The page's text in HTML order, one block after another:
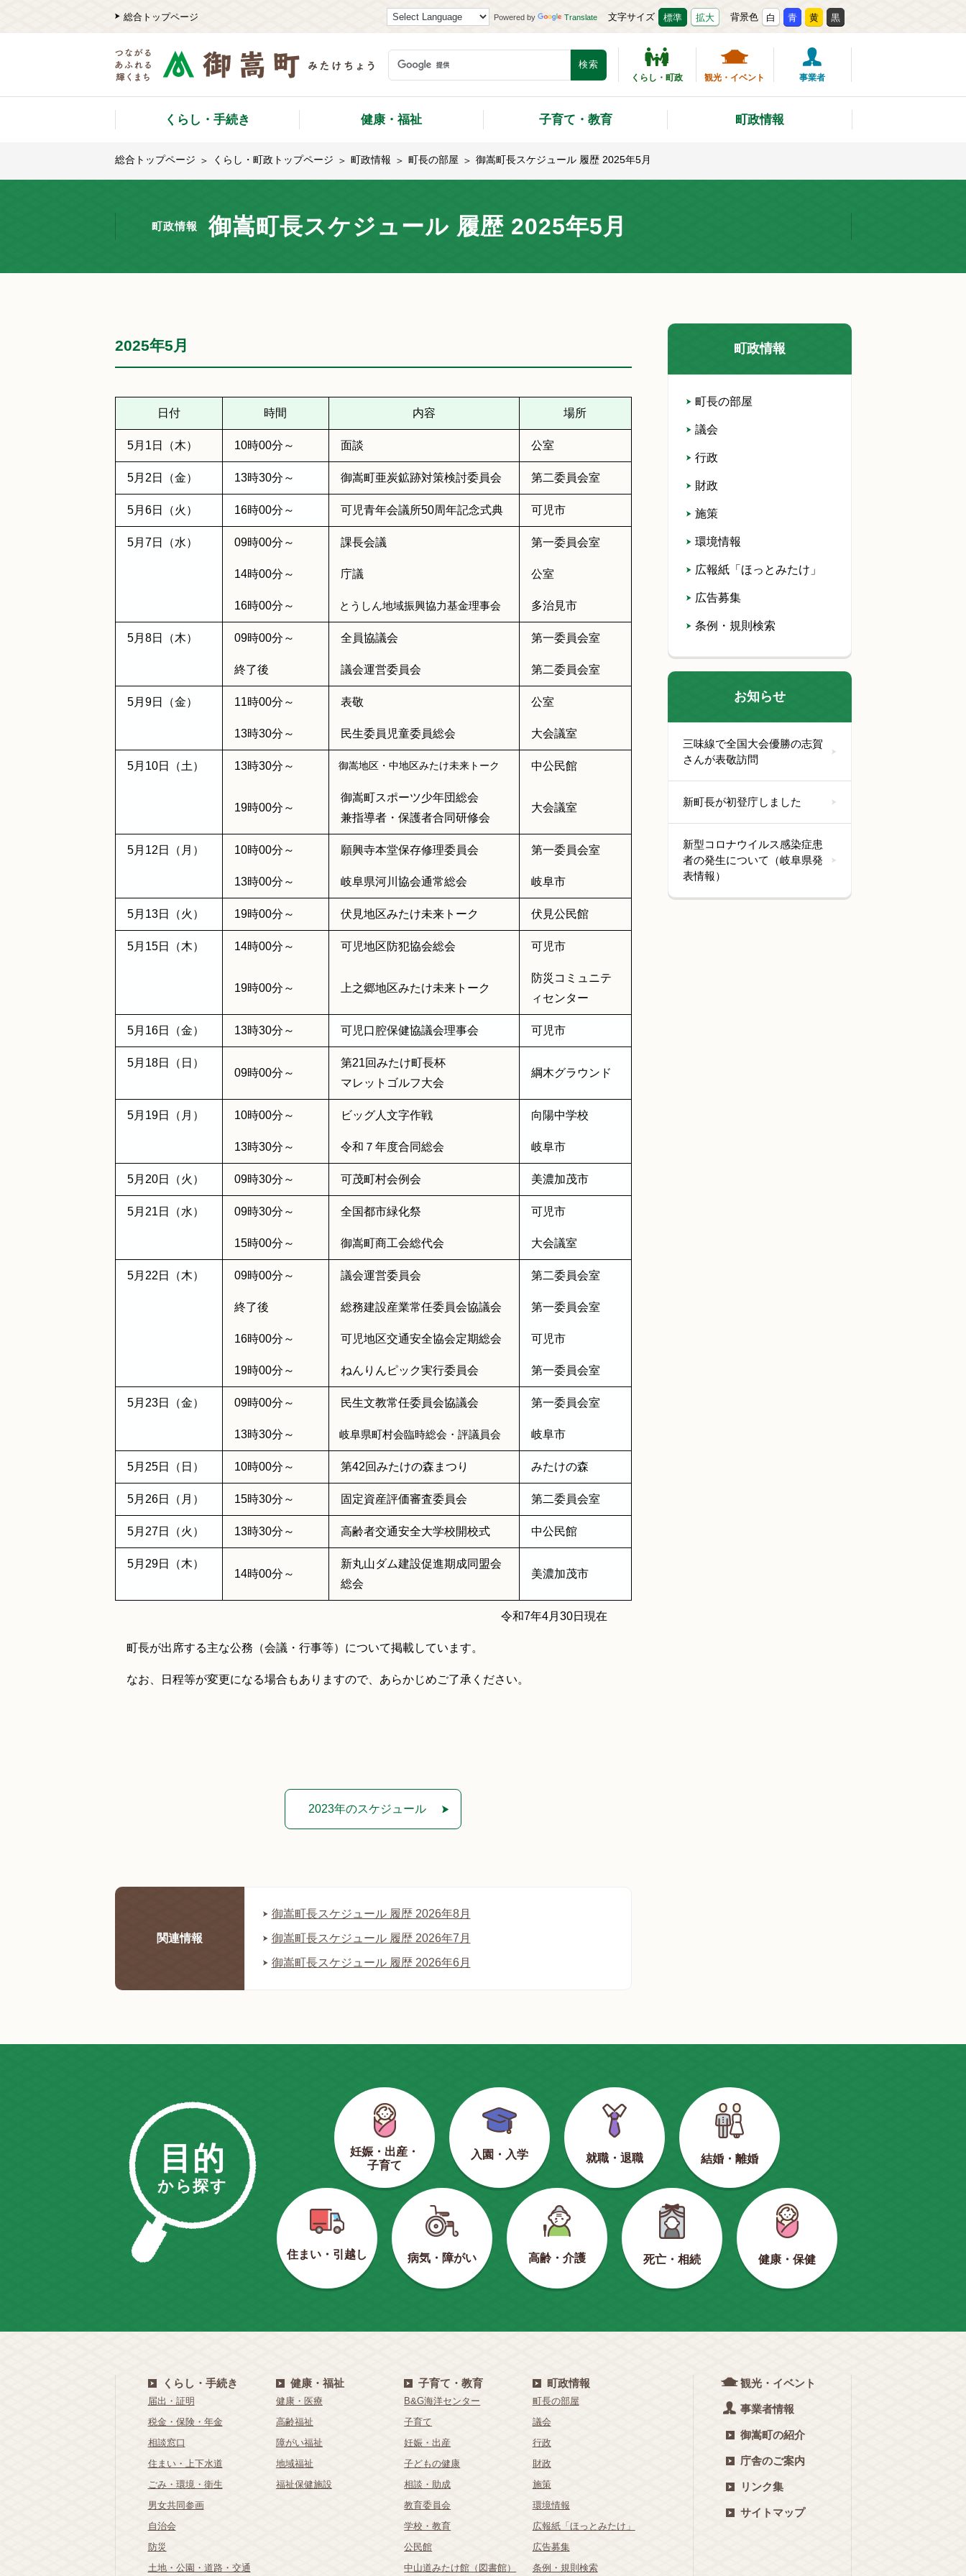
総合トップページ Powered by Translate 文字サイズ 標準 拡大 背景色 白 青 黄 黒
くらし・町政 観光・イベント 事業者
くらし・手続き 健康・福祉 子育て・教育 町政情報
総合トップページ くらし・町政トップページ 町政情報 町長の部屋 御嵩町長スケジュール 履歴 2025年5月
町政情報 御嵩町長スケジュール 履歴 2025年5月
2025年5月
日付 時間 内容 場所
5月1日（木） 10時00分～ 面談 公室
5月2日（金） 13時30分～ 御嵩町亜炭鉱跡対策検討委員会 第二委員会室
5月6日（火） 16時00分～ 可児青年会議所50周年記念式典 可児市
5月7日（水） 09時00分～ 課長会議 第一委員会室
14時00分～ 庁議 公室
16時00分～ とうしん地域振興協力基金理事会 多治見市
5月8日（木） 09時00分～ 全員協議会 第一委員会室
終了後 議会運営委員会 第二委員会室
5月9日（金） 11時00分～ 表敬 公室
13時30分～ 民生委員児童委員総会 大会議室
5月10日（土） 13時30分～ 御嵩地区・中地区みたけ未来トーク 中公民館
19時00分～
御嵩町スポーツ少年団総会
兼指導者・保護者合同研修会
大会議室
5月12日（月） 10時00分～ 願興寺本堂保存修理委員会 第一委員会室
13時00分～ 岐阜県河川協会通常総会 岐阜市
5月13日（火） 19時00分～ 伏見地区みたけ未来トーク 伏見公民館
5月15日（木） 14時00分～ 可児地区防犯協会総会 可児市
19時00分～ 上之郷地区みたけ未来トーク
防災コミュニテ
ィセンター
5月16日（金） 13時30分～ 可児口腔保健協議会理事会 可児市
5月18日（日）
09時00分～
第21回みたけ町長杯
マレットゴルフ大会
綱木グラウンド
5月19日（月） 10時00分～ ビッグ人文字作戦 向陽中学校
13時30分～ 令和７年度合同総会 岐阜市
5月20日（火） 09時30分～ 可茂町村会例会 美濃加茂市
5月21日（水） 09時30分～ 全国都市緑化祭 可児市
15時00分～ 御嵩町商工会総代会 大会議室
5月22日（木） 09時00分～ 議会運営委員会 第二委員会室
終了後 総務建設産業常任委員会協議会 第一委員会室
16時00分～ 可児地区交通安全協会定期総会 可児市
19時00分～ ねんりんピック実行委員会 第一委員会室
5月23日（金） 09時00分～ 民生文教常任委員会協議会 第一委員会室
13時30分～ 岐阜県町村会臨時総会・評議員会 岐阜市
5月25日（日） 10時00分～ 第42回みたけの森まつり みたけの森
5月26日（月） 15時30分～ 固定資産評価審査委員会 第二委員会室
5月27日（火） 13時30分～ 高齢者交通安全大学校開校式 中公民館
5月29日（木）
14時00分～
新丸山ダム建設促進期成同盟会
総会
美濃加茂市
令和7年4月30日現在
町長が出席する主な公務（会議・行事等）について掲載しています。
なお、日程等が変更になる場合もありますので、あらかじめご了承ください。
2023年のスケジュール
関連情報
御嵩町長スケジュール 履歴 2026年8月
御嵩町長スケジュール 履歴 2026年7月
御嵩町長スケジュール 履歴 2026年6月
町政情報
町長の部屋
議会
行政
財政
施策
環境情報
広報紙「ほっとみたけ」
広告募集
条例・規則検索
お知らせ
三味線で全国大会優勝の志賀
さんが表敬訪問
新町長が初登庁しました
新型コロナウイルス感染症患
者の発生について（岐阜県発
表情報）
目的
から探す
妊娠・出産・
子育て
入園・入学 就職・退職 結婚・離婚
住まい・引越し 病気・障がい 高齢・介護 死亡・相続 健康・保健
くらし・手続き
届出・証明
税金・保険・年金
相談窓口
住まい・上下水道
ごみ・環境・衛生
男女共同参画
自治会
防災
土地・公園・道路・交通
健康・福祉
健康・医療
高齢福祉
障がい福祉
地域福祉
福祉保健施設
子育て・教育
B&G海洋センター
子育て
妊娠・出産
子どもの健康
相談・助成
教育委員会
学校・教育
公民館
中山道みたけ館（図書館）
町政情報
町長の部屋
議会
行政
財政
施策
環境情報
広報紙「ほっとみたけ」
広告募集
条例・規則検索
観光・イベント
事業者情報
御嵩町の紹介
庁舎のご案内
リンク集
サイトマップ